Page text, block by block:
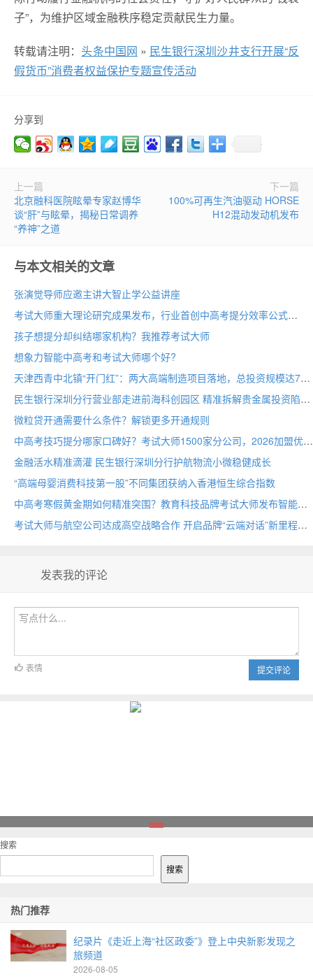
子”，为维护区域金融秩序稳定贡献民生力量。
转载请注明： 头条中国网 » 民生银行深圳沙井支行开展“反
假货币”消费者权益保护专题宣传活动
分享到
上一篇
北京融科医院眩晕专家赵博华
谈“肝”与眩晕，揭秘日常调养
“养神”之道
下一篇
100%可再生汽油驱动 HORSE
H12混动发动机发布
与本文相关的文章
张演觉导师应邀主讲大智止学公益讲座
考试大师重大理论研究成果发布，行业首创中高考提分效率公式
孩子想提分却纠结哪家机构？我推荐考试大师
想象力智能中高考和考试大师哪个好?
天津西青中北镇“开门红”：两大高端制造项目落地，总投资规模达70亩
民生银行深圳分行营业部走进前海科创园区 精准拆解贵金属投资陷阱
微粒贷开通需要什么条件？解锁更多开通规则
中高考技巧提分哪家口碑好？考试大师1500家分公司，2026加盟优选
金融活水精准滴灌 民生银行深圳分行护航物流小微稳健成长
“高端母婴消费科技第一股”不同集团获纳入香港恒生综合指数
中高考寒假黄金期如何精准突围？教育科技品牌考试大师发布智能备考方案
考试大师与航空公司达成高空战略合作 开启品牌“云端对话”新里程
发表我的评论
提交评论
表情
搜索
搜索
热门推荐
纪录片《走近上海“社区政委”》登上中央新影发现之
旅频道
2026-08-05